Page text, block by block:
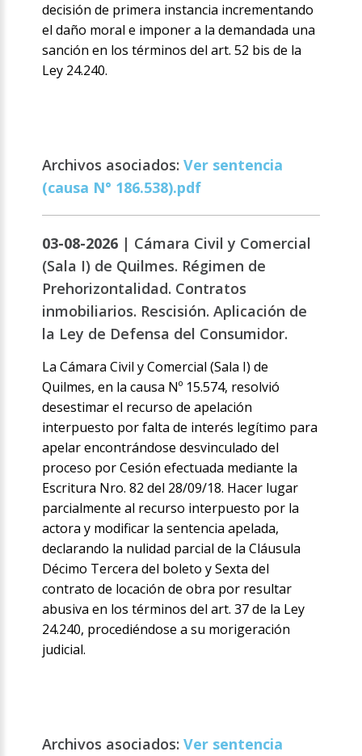
decisión de primera instancia incrementando
el daño moral e imponer a la demandada una
sanción en los términos del art. 52 bis de la
Ley 24.240.
Archivos asociados:Ver sentencia
(causa N° 186.538).pdf
03-08-2026 | Cámara Civil y Comercial
(Sala I) de Quilmes. Régimen de
Prehorizontalidad. Contratos
inmobiliarios. Rescisión. Aplicación de
la Ley de Defensa del Consumidor.
La Cámara Civil y Comercial (Sala I) de
Quilmes, en la causa Nº 15.574, resolvió
desestimar el recurso de apelación
interpuesto por falta de interés legítimo para
apelar encontrándose desvinculado del
proceso por Cesión efectuada mediante la
Escritura Nro. 82 del 28/09/18. Hacer lugar
parcialmente al recurso interpuesto por la
actora y modificar la sentencia apelada,
declarando la nulidad parcial de la Cláusula
Décimo Tercera del boleto y Sexta del
contrato de locación de obra por resultar
abusiva en los términos del art. 37 de la Ley
24.240, procediéndose a su morigeración
judicial.
Archivos asociados:Ver sentencia